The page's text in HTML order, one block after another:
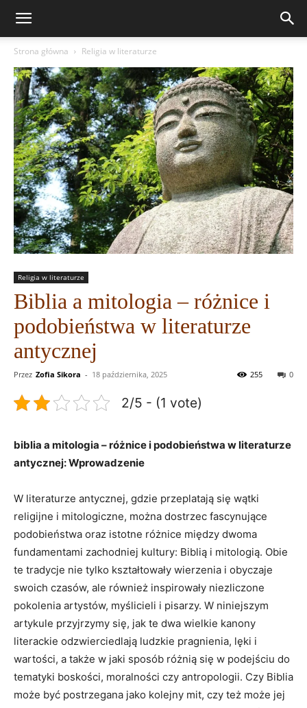
Strona główna Religia w literaturze
Religia w literaturze
Biblia a mitologia – różnice i
podobieństwa w literaturze
antycznej
Przez Zofia Sikora - 18 października, 2025 0
255
2/5 - (1 vote)
biblia a mitologia – różnice i podobieństwa w literaturze
antycznej: Wprowadzenie
W literaturze antycznej, gdzie przeplatają się wątki
religijne i mitologiczne, można dostrzec fascynujące
podobieństwa oraz istotne różnice między dwoma
fundamentami zachodniej kultury: Biblią i mitologią. Obie
te tradycje nie tylko kształtowały wierzenia i obyczaje
swoich czasów, ale również inspirowały niezliczone
pokolenia artystów, myślicieli i pisarzy. W niniejszym
artykule przyjrzymy się, jak te dwa wielkie kanony
literackie odzwierciedlają ludzkie pragnienia, lęki i
wartości, a także w jaki sposób różnią się w podejściu do
tematyki boskości, moralności czy antropologii. Czy Biblia
może być postrzegana jako kolejny mit, czy też może jej